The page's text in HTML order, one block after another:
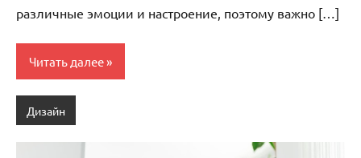
различные эмоции и настроение, поэтому важно […]
Читать далее
Дизайн